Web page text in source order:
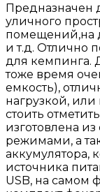
Предназначен
уличного
помещений,на
и т.д. Отлично
для кемпинга.
тоже время
емкость),
нагрузкой,
стоить
изготовлена
режимами, а
аккумулятора,
источника
USB, на самом